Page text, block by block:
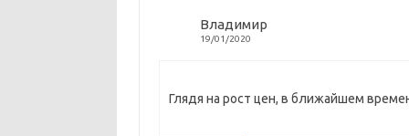
Владимир
19/01/2020
Глядя на рост цен, в ближайшем